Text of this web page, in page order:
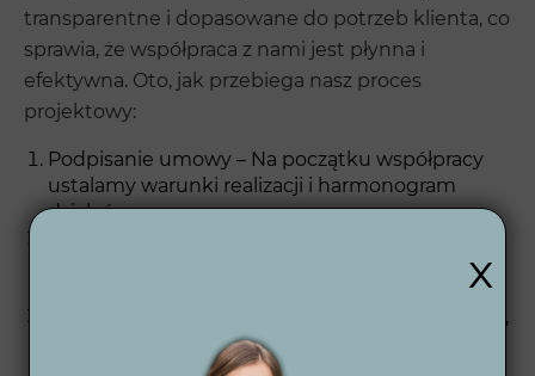
transparentne i dopasowane do potrzeb klienta, co
sprawia, że współpraca z nami jest płynna i
efektywna. Oto, jak przebiega nasz proces
projektowy:
Podpisanie umowy – Na początku współpracy
ustalamy warunki realizacji i harmonogram
działań.
Koncepcja 2D – Tworzymy wstępny plan ogrodu,
który pokazuje rozmieszczenie najważniejszych
x